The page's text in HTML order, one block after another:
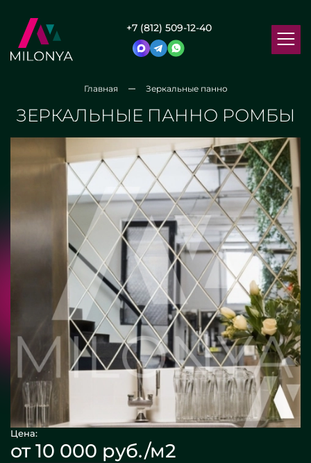
+7 (812) 509-12-40
Главная Зеркальные панно
ЗЕРКАЛЬНЫЕ ПАННО РОМБЫ
Цена:
от 10 000 руб./м2